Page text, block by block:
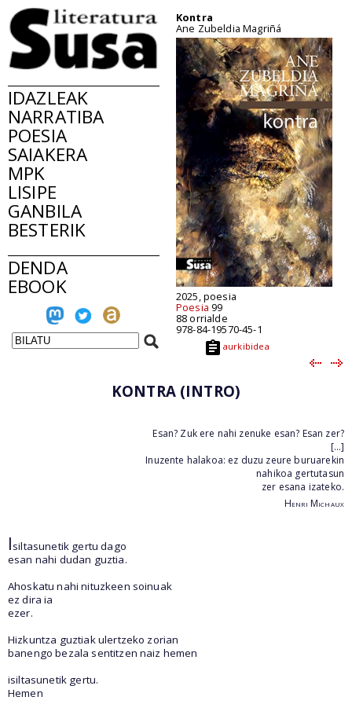
IDAZLEAK
NARRATIBA
POESIA
SAIAKERA
MPK
LISIPE
GANBILA
BESTERIK
DENDA
EBOOK
Kontra
Ane Zubeldia Magriñá
2025, poesia
Poesia 99
88 orrialde
978-84-19570-45-1
aurkibidea
KONTRA (INTRO)
Esan? Zuk ere nahi zenuke esan? Esan zer?
[…]
Inuzente halakoa: ez duzu zeure buruarekin
nahikoa gertutasun
zer esana izateko.
Henri Michaux
Isiltasunetik gertu dago
esan nahi dudan guztia.
Ahoskatu nahi nituzkeen soinuak
ez dira ia
ezer.
Hizkuntza guztiak ulertzeko zorian
banengo bezala sentitzen naiz hemen
isiltasunetik gertu.
Hemen